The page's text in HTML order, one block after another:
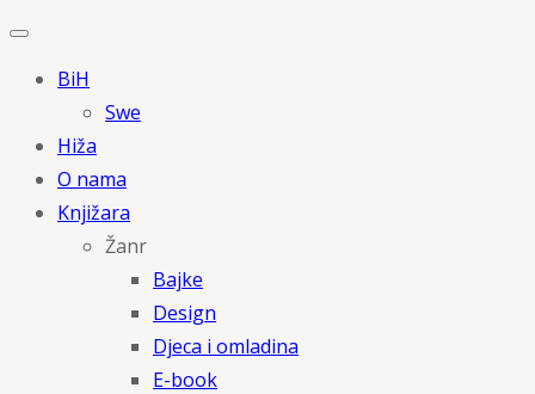
BiH
Swe
Hiža
O nama
Knjižara
Žanr
Bajke
Design
Djeca i omladina
E-book